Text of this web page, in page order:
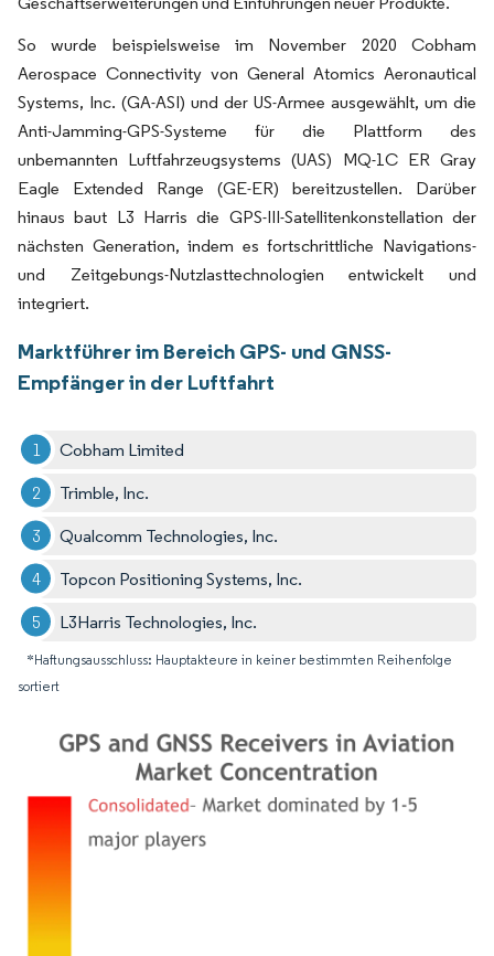
So wurde beispielsweise im November 2020 Cobham
Aerospace Connectivity von General Atomics Aeronautical
Systems, Inc. (GA-ASI) und der US-Armee ausgewählt, um die
Anti-Jamming-GPS-Systeme für die Plattform des
unbemannten Luftfahrzeugsystems (UAS) MQ-1C ER Gray
Eagle Extended Range (GE-ER) bereitzustellen. Darüber
hinaus baut L3 Harris die GPS-III-Satellitenkonstellation der
nächsten Generation, indem es fortschrittliche Navigations-
und Zeitgebungs-Nutzlasttechnologien entwickelt und
integriert.
Marktführer im Bereich GPS- und GNSS-
Empfänger in der Luftfahrt
Cobham Limited
Trimble, Inc.
Qualcomm Technologies, Inc.
Topcon Positioning Systems, Inc.
L3Harris Technologies, Inc.
*Haftungsausschluss: Hauptakteure in keiner bestimmten Reihenfolge
sortiert